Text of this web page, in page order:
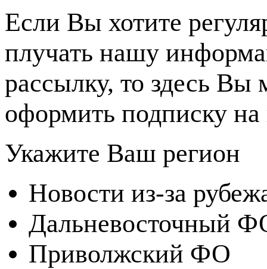
Если Вы хотите
плучать нашу
рассылку, то здесь Вы
оформить подписку на
Укажите Ваш регион
Новости из-за
Дальневосточный
Приволжский ФО